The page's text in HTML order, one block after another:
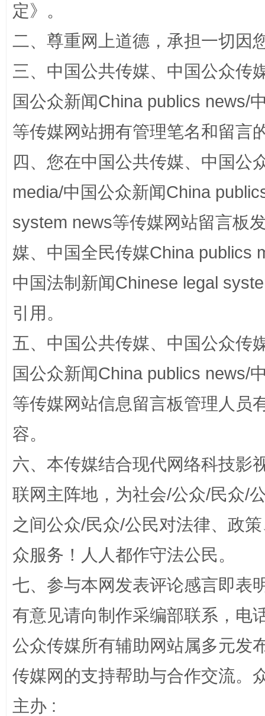
阿坝州三大球赛在茂县开幕 规模
国家大学科技园优化重塑工作
扯下公款旅游的“隐身衣” 如何以
完善运行机制助力责任有效落实 一纸欠
定》。
二、尊重网上道德，承担一切因
三、中国公共传媒、中国公众传
国公众新闻China publics news/
等传媒网站拥有管理笔名和留言
四、您在中国公共传媒、中国公
media/中国公众新闻China
system news等传媒网站留言板
媒、中国全民传媒China publics
中国法制新闻Chinese legal
引用。
五、中国公共传媒、中国公众传
国公众新闻China publics news/
等传媒网站信息留言板管理人员
容。
六、本传媒结合现代网络科技影
联网主阵地，为社会/公众/民众/
之间公众/民众/公民对法律、政
众服务！人人都作守法公民。
七、参与本网发表评论感言即表
有意见请向制作采编部联系，电
公众传媒所有辅助网站属多元发
传媒网的支持帮助与合作交流。
主办 :